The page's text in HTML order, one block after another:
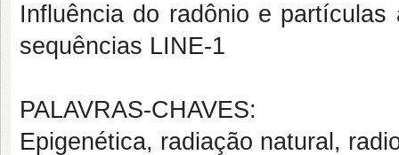
Influência do radônio e
sequências LINE-1
PALAVRAS-CHAVES:
Epigenética, radiação natural,